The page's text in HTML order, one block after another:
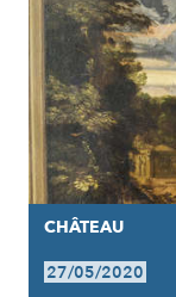
CHÂTEAU
27/05/2020